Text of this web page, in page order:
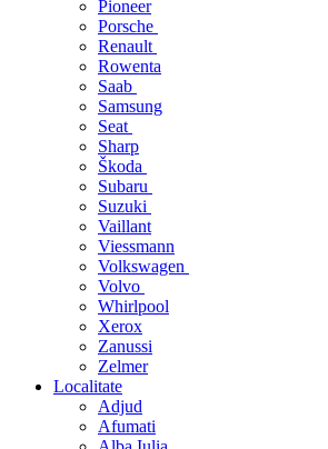
Pioneer
Porsche
Renault
Rowenta
Saab
Samsung
Seat
Sharp
Škoda
Subaru
Suzuki
Vaillant
Viessmann
Volkswagen
Volvo
Whirlpool
Xerox
Zanussi
Zelmer
Localitate
Adjud
Afumati